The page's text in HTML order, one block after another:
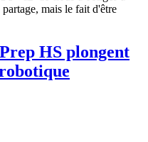
mais le fait d'être
HS plongent